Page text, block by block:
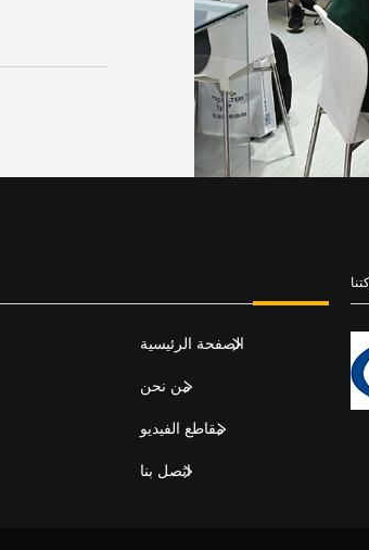
الصفحة الرئيسية
من نحن
مقاطع الفيديو
اتصل بنا